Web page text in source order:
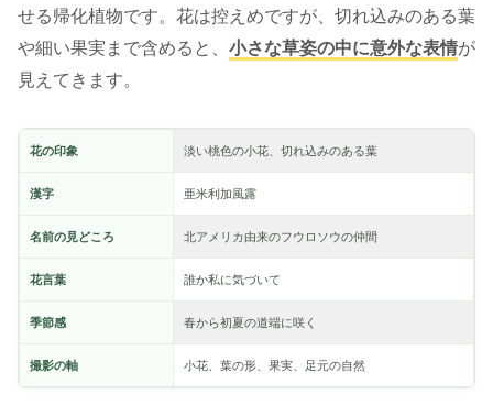
せる帰化植物です。花は控えめですが、切れ込みのある葉
や細い果実まで含めると、 小さな草姿の中に意外な表情が
見えてきます。
花の印象 淡い桃色の小花、切れ込みのある葉
漢字 亜米利加風露
名前の見どころ 北アメリカ由来のフウロソウの仲間
花言葉 誰か私に気づいて
季節感 春から初夏の道端に咲く
撮影の軸 小花、葉の形、果実、足元の自然